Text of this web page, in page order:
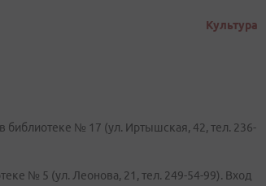
Культура
библиотеке № 17 (ул. Иртышская, 42, тел. 236-
№ 5 (ул. Леонова, 21, тел. 249-54-99). Вход